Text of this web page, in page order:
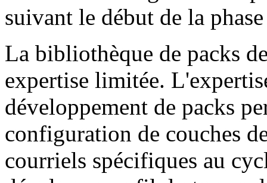
suivant le début de la
La bibliothèque de packs
expertise limitée.
développement de packs
configuration de couches
courriels spécifiques au